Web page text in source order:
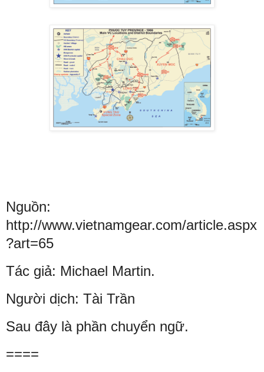
Nguồn:
http://www.vietnamgear.com/article.aspx
?art=65
Tác giả: Michael Martin.
Người dịch: Tài Trần
Sau đây là phần chuyển ngữ.
====